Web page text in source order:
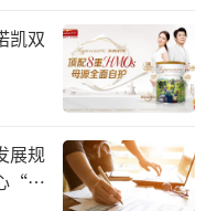
“交锋”，导火索
播活动。
天权在为一款产品
白，“加入食用酒
叫作白酒了，它们
凯双
展规
“痛